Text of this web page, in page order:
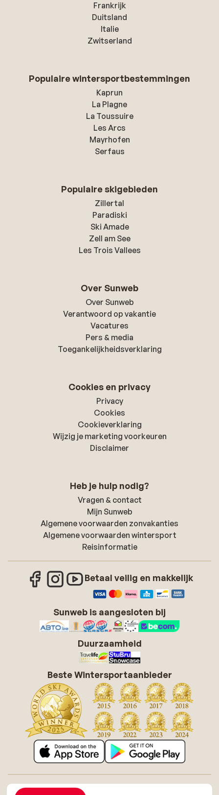
Frankrijk
Duitsland
Italie
Zwitserland
Populaire wintersportbestemmingen
Kaprun
La Plagne
La Toussuire
Les Arcs
Mayrhofen
Serfaus
Populaire skigebieden
Zillertal
Paradiski
Ski Amade
Zell am See
Les Trois Vallees
Over Sunweb
Over Sunweb
Verantwoord op vakantie
Vacatures
Pers & media
Toegankelijkheidsverklaring
Cookies en privacy
Privacy
Cookies
Cookieverklaring
Wijzig je marketing voorkeuren
Disclaimer
Heb je hulp nodig?
Vragen & contact
Mijn Sunweb
Algemene voorwaarden zonvakanties
Algemene voorwaarden wintersport
Reisinformatie
Betaal veilig en makkelijk
Sunweb is aangesloten bij
Duurzaamheid
Beste Wintersportaanbieder
Over Sunweb